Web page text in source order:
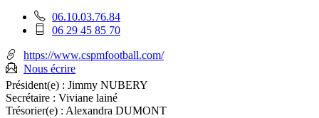
Téléphone
fixe
06.10.03.76.84
Téléphone
:
06 29 45 85 70
https://www.cspmfootball.com/
Nous écrire
Président(e) : Jimmy NUBERY
Secrétaire : Viviane lainé
Trésorier(e) : Alexandra DUMONT